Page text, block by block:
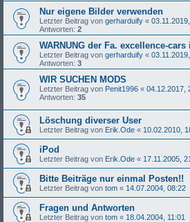
Nur eigene Bilder verwenden
Letzter Beitrag von gerharduify «
Antworten: 2
WARNUNG der Fa. excellence-cars
Letzter Beitrag von gerharduify «
Antworten: 3
WIR SUCHEN MODS
Letzter Beitrag von Penit1996 « 04.12.2017,
Antworten: 35
Löschung diverser User
Letzter Beitrag von Erik.Ode « 10.02.2010,
iPod
Letzter Beitrag von Erik.Ode « 17.11.2005,
Bitte Beiträge nur einmal Posten!!
Letzter Beitrag von tom « 14.07.2004, 08:22
Fragen und Antworten
Letzter Beitrag von tom « 18.04.2004, 11:01